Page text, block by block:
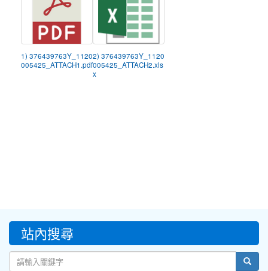
1) 376439763Y_1120
005425_ATTACH1.pdf
2) 376439763Y_1120
005425_ATTACH2.xls
x
::: 站內搜尋